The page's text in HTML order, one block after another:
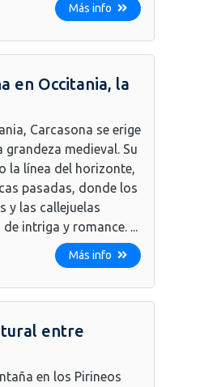
Más info
en Occitania, la
Carcasona se erige
medieval. Su
la línea del horizonte,
pasadas, donde los
y las callejuelas
intriga y romance. ...
Más info
entre
en los Pirineos